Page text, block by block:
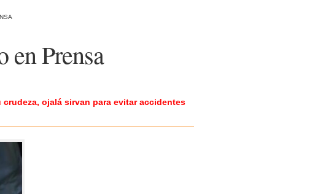
en Prensa
ojalá sirvan para evitar accidentes